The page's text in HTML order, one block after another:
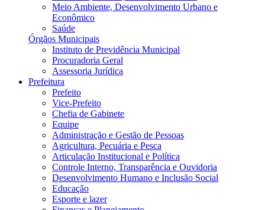
Meio Ambiente, Desenvolvimento Urbano e
Econômico
Saúde
Órgãos Municipais
Instituto de Previdência Municipal
Procuradoria Geral
Assessoria Jurídica
Prefeitura
Prefeito
Vice-Prefeito
Chefia de Gabinete
Equipe
Administração e Gestão de Pessoas
Agricultura, Pecuária e Pesca
Articulação Institucional e Política
Controle Interno, Transparência e Ouvidoria
Desenvolvimento Humano e Inclusão Social
Educação
Esporte e lazer